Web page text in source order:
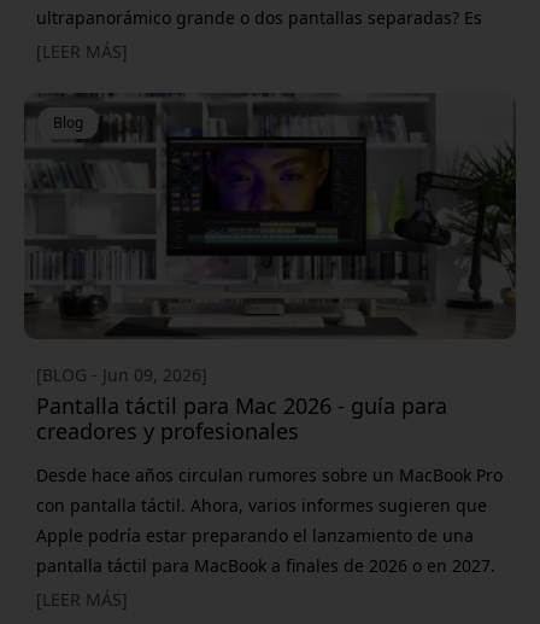
ultrapanorámico grande o dos pantallas separadas? Es
una cuestión cada vez más relevante, ya que la oficina en
vida laboral. Muchas personas ya han descubierto
cuánto más eficiente se vuelve el trabajo cuando dejas
atrás la pantalla única del portátil, pero el siguiente paso
[LEER MÁS]
Blog
[BLOG - Jun 09, 2026]
Pantalla táctil para Mac 2026 - guía para
creadores y profesionales
Desde hace años circulan rumores sobre un MacBook Pro
con pantalla táctil. Ahora, varios informes sugieren que
Apple podría estar preparando el lanzamiento de una
pantalla táctil para MacBook a finales de 2026 o en 2027.
Para muchos creadores, eso suena, como mínimo,
[LEER MÁS]